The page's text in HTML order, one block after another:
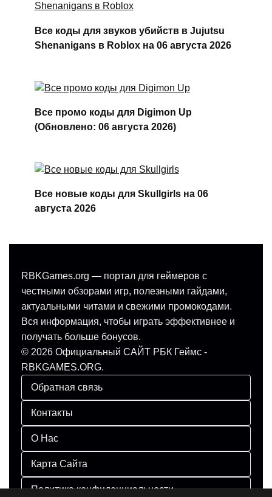
Все коды для звуков убийств в Jujutsu
Shenanigans в Roblox на 06 августа 2026
Все промо коды для Digimon Up
(Обновлено: 06 августа 2026)
Все новые коды для Skullgirls на 06
августа 2026
RBKGames.org — портал для геймеров с
честными обзорами игр, полезными гайдами,
актуальными читами и свежими промокодами.
Вся информация, чтобы играть эффективнее и
получать больше бонусов.
© 2026 Официальный САЙТ РБК Геймс -
RBKGAMES.ORG.
Обратная связь
Контакты
О Нас
Карта Сайта
Политика конфиденциальности